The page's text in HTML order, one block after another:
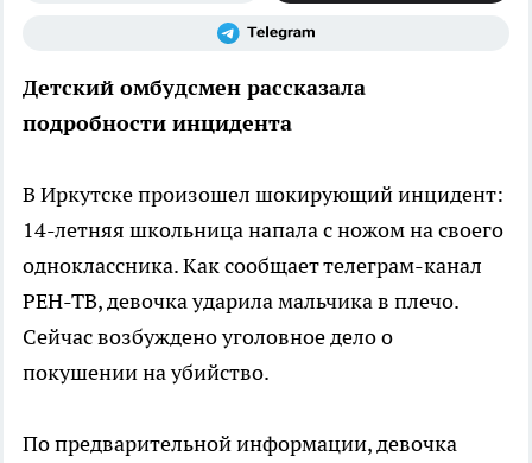
Детский омбудсмен рассказала
подробности инцидента
В Иркутске произошел шокирующий инцидент:
14-летняя школьница напала с ножом на своего
одноклассника. Как сообщает телеграм-канал
РЕН-ТВ, девочка ударила мальчика в плечо.
Сейчас возбуждено уголовное дело о
покушении на убийство.
По предварительной информации, девочка